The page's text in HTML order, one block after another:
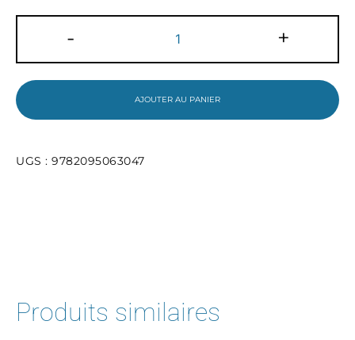
-
de
-
Mon
premier
de
+
AJOUTER AU PANIER
UGS : 9782095063047
Produits similaires